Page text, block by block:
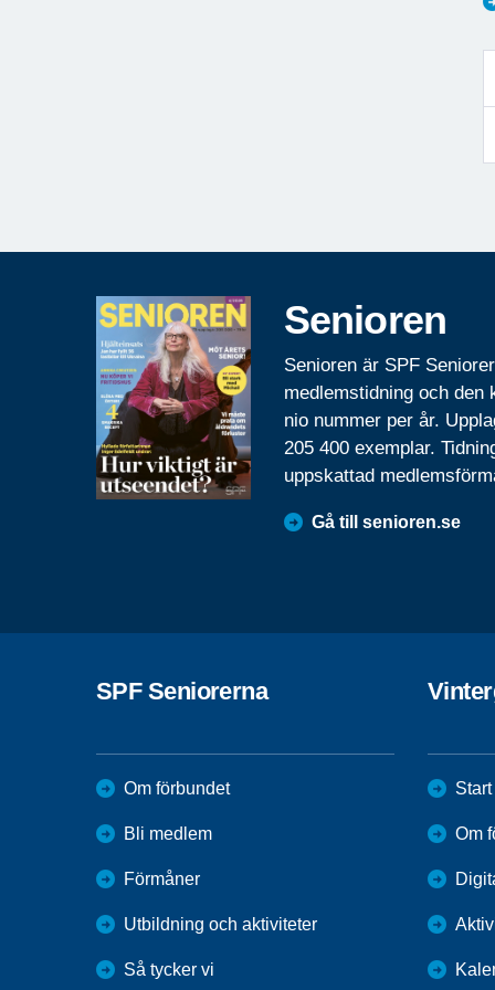
Senioren
Senioren är SPF
medlemstidning och den
nio nummer per år.
205 400 exemplar.
uppskattad
Gå till senioren.se
SPF Seniorerna
Om förbundet
Bli medlem
Förmåner
Utbildning och aktiviteter
Så tycker vi
Start
Om